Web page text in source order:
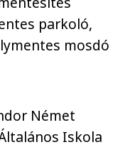
parkoló,
mosdó
Német
Iskola